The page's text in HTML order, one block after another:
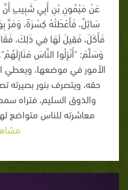
عَنْ مَيْمُونِ بْنِ أَبِي شَبِيبٍ أَنَّ
سَائِلٌ، فَأَعْطَتْهُ كِسْرَةً، وَمَرَّ
فَأَكَلَ، فَقِيلَ لَهَا فِي ذَلِكَ،
وَسَلَّمَ: "أَنْزِلُوا النَّاسَ
الأمور في موضعها، ويعطي
حقه، ويتصرف بنور بصيرته
والذوق السليم، فتراه
معاشرته للناس متواضع